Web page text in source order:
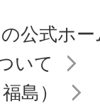
公式ホ
いて
島）